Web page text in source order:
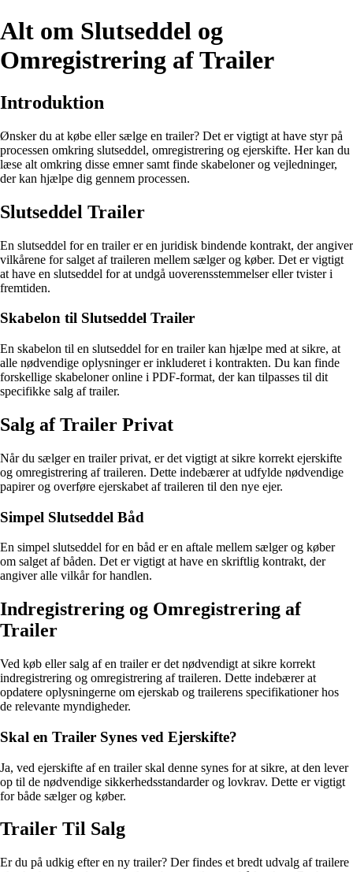
Alt om Slutseddel og
Omregistrering af Trailer
Introduktion
Ønsker du at købe eller sælge en trailer? Det er vigtigt at have styr på
processen omkring slutseddel, omregistrering og ejerskifte. Her kan du
læse alt omkring disse emner samt finde skabeloner og vejledninger,
der kan hjælpe dig gennem processen.
Slutseddel Trailer
En slutseddel for en trailer er en juridisk bindende kontrakt, der angiver
vilkårene for salget af traileren mellem sælger og køber. Det er vigtigt
at have en slutseddel for at undgå uoverensstemmelser eller tvister i
fremtiden.
Skabelon til Slutseddel Trailer
En skabelon til en slutseddel for en trailer kan hjælpe med at sikre, at
alle nødvendige oplysninger er inkluderet i kontrakten. Du kan finde
forskellige skabeloner online i PDF-format, der kan tilpasses til dit
specifikke salg af trailer.
Salg af Trailer Privat
Når du sælger en trailer privat, er det vigtigt at sikre korrekt ejerskifte
og omregistrering af traileren. Dette indebærer at udfylde nødvendige
papirer og overføre ejerskabet af traileren til den nye ejer.
Simpel Slutseddel Båd
En simpel slutseddel for en båd er en aftale mellem sælger og køber
om salget af båden. Det er vigtigt at have en skriftlig kontrakt, der
angiver alle vilkår for handlen.
Indregistrering og Omregistrering af
Trailer
Ved køb eller salg af en trailer er det nødvendigt at sikre korrekt
indregistrering og omregistrering af traileren. Dette indebærer at
opdatere oplysningerne om ejerskab og trailerens specifikationer hos
de relevante myndigheder.
Skal en Trailer Synes ved Ejerskifte?
Ja, ved ejerskifte af en trailer skal denne synes for at sikre, at den lever
op til de nødvendige sikkerhedsstandarder og lovkrav. Dette er vigtigt
for både sælger og køber.
Trailer Til Salg
Er du på udkig efter en ny trailer? Der findes et bredt udvalg af trailere